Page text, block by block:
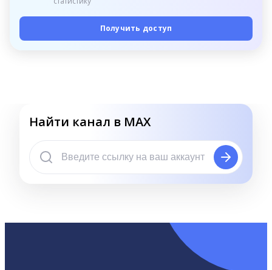
Получить доступ
Найти канал в MAX